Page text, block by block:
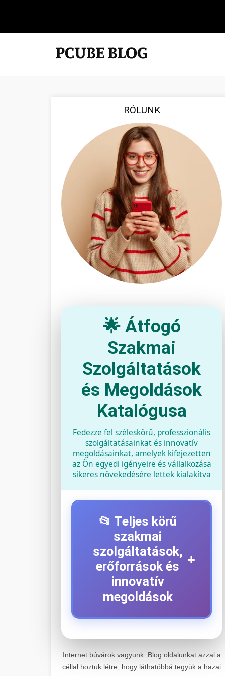
RÓLUNK
🌟 Átfogó
Szakmai
Szolgáltatások
és Megoldások
Katalógusa
Fedezze fel széleskörű, professzionális
szolgáltatásainkat és innovatív
megoldásainkat, amelyek kifejezetten
az Ön egyedi igényeire és vállalkozása
sikeres növekedésére lettek kialakítva
📂 Teljes körű
szakmai
szolgáltatások,
erőforrások és
innovatív
megoldások
+
+
Kiemelkedő szakértelemmel
Internet búvárok vagyunk. Blog oldalunkat azzal a
céllal hoztuk létre, hogy láthatóbbá tegyük a hazai